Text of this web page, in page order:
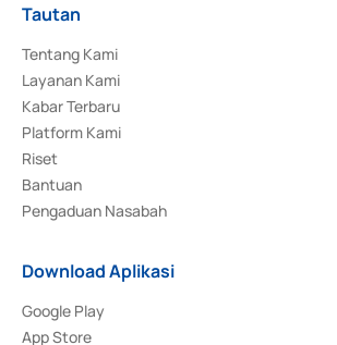
Tautan
Tentang Kami
Layanan Kami
Kabar Terbaru
Platform Kami
Riset
Bantuan
Pengaduan Nasabah
Download Aplikasi
Google Play
App Store